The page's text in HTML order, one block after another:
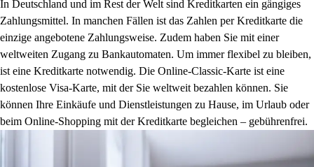
In Deutschland und im Rest der Welt sind Kreditkarten ein gängiges
Zahlungsmittel. In manchen Fällen ist das Zahlen per Kreditkarte die
einzige angebotene Zahlungsweise. Zudem haben Sie mit einer
weltweiten Zugang zu Bankautomaten. Um immer flexibel zu bleiben,
ist eine Kreditkarte notwendig. Die Online-Classic-Karte ist eine
kostenlose Visa-Karte, mit der Sie weltweit bezahlen können. Sie
können Ihre Einkäufe und Dienstleistungen zu Hause, im Urlaub oder
beim Online-Shopping mit der Kreditkarte begleichen – gebührenfrei.